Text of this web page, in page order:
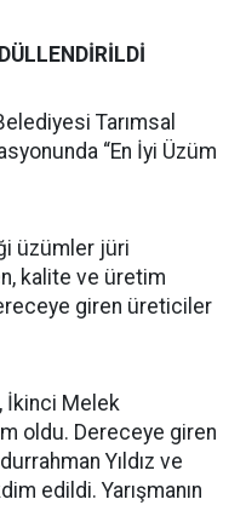
Tarımsal
“En İyi Üzüm
üzümler jüri
kalite ve üretim
giren üreticiler
İkinci Melek
oldu. Dereceye giren
Yıldız ve
edildi. Yarışmanın